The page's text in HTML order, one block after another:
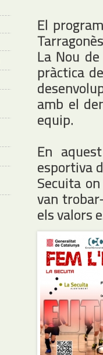
El
La Nou
pràctica
amb el
equip.
En
esportiva
Secuita
van
els valors